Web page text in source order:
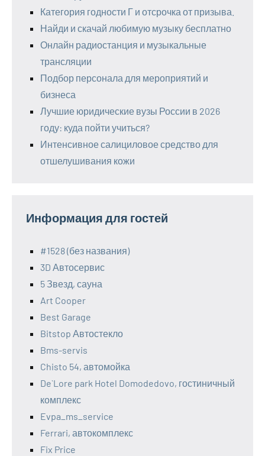
Категория годности Г и отсрочка от призыва.
Найди и скачай любимую музыку бесплатно
Онлайн радиостанция и музыкальные
трансляции
Подбор персонала для мероприятий и
бизнеса
Лучшие юридические вузы России в 2026
году: куда пойти учиться?
Интенсивное салициловое средство для
отшелушивания кожи
Информация для гостей
#1528 (без названия)
3D Автосервис
5 Звезд, сауна
Art Cooper
Best Garage
Bitstop Автостекло
Bms-servis
Chisto 54, автомойка
De`Lore park Hotel Domodedovo, гостиничный
комплекс
Evpa_ms_service
Ferrari, автокомплекс
Fix Price